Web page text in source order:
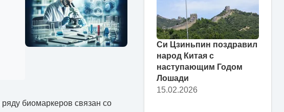
биомаркеров связан со
Си Цзиньпин поздравил
народ Китая с
наступающим Годом
Лошади
15.02.2026